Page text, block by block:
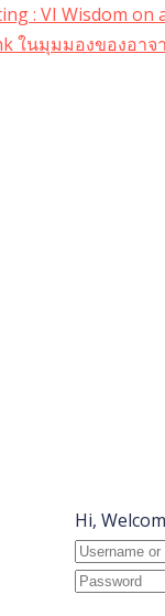
: VI Wisdom on
ในมุมมองของอาจ
Hi,